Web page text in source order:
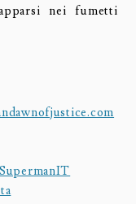
nei fumetti